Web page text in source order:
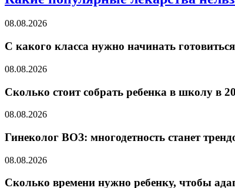
08.08.2026
С какого класса нужно начинать
08.08.2026
Cколько стоит собрать ребенка в школу в
08.08.2026
Гинеколог ВОЗ: многодетность станет
08.08.2026
Сколько времени нужно ребенку, чтобы